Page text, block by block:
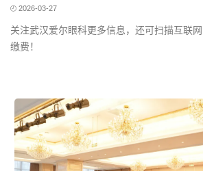
2026-03-27
关注武汉爱尔眼科更多信息，还可扫描互联
缴费！